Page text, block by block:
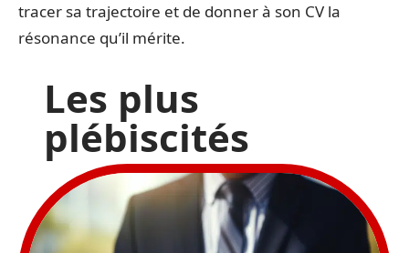
tracer sa trajectoire et de donner à son CV la
résonance qu’il mérite.
Les plus
plébiscités